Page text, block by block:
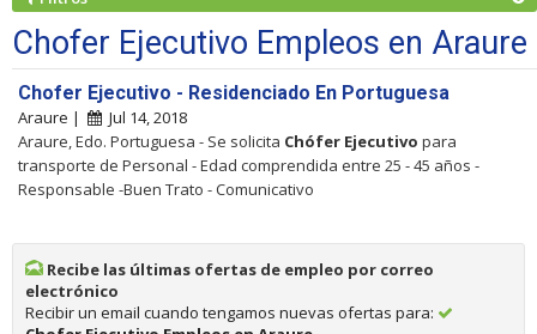
Chofer Ejecutivo Empleos en Araure
Chofer Ejecutivo - Residenciado En Portuguesa
Araure |
Jul 14, 2018
Araure, Edo. Portuguesa - Se solicita Chófer Ejecutivo para
transporte de Personal - Edad comprendida entre 25 - 45 años -
Responsable -Buen Trato - Comunicativo
Recibe las últimas ofertas de empleo por correo
electrónico
Recibir un email cuando tengamos nuevas ofertas para: